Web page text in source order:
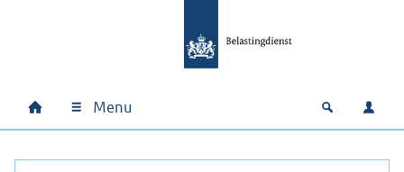
Hoofdnavigatie
Home Menu Open